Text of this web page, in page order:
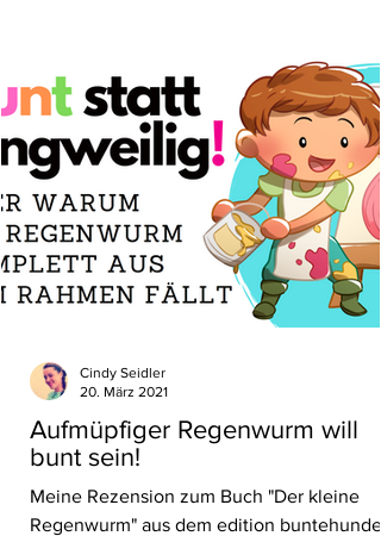
Aufmüpfiger Regenwurm will
bunt sein!
Meine Rezension zum Buch "Der kleine
Regenwurm" aus dem edition buntehunde
Cindy Seidler
20. März 2021